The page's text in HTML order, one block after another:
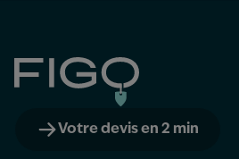
Figo
Votre devis en 2 min